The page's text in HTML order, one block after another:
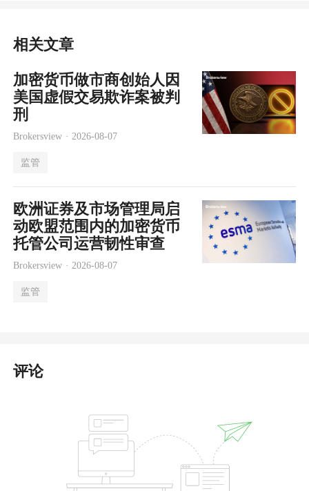
相关文章
加密货币做市商创始人因
美国虚假交易欺诈案被判
刑
Brokersview · 2026-08-07
监管
欧洲证券及市场管理局启
动欧盟范围内的加密货币
托管公司运营韧性审查
Brokersview · 2026-08-07
监管
评论